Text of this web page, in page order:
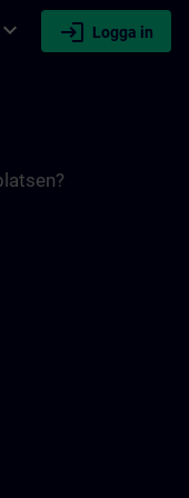
expand_more login Logga in